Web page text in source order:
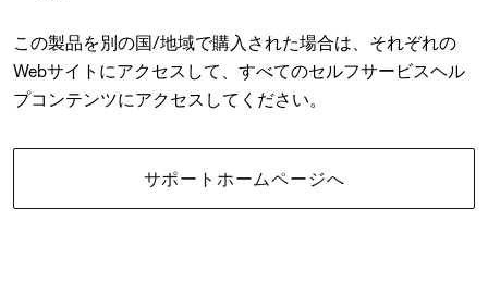
この製品を別の国/地域で購入された場合は、それぞれの
Webサイトにアクセスして、すべてのセルフサービスヘル
プコンテンツにアクセスしてください。
サポートホームページへ